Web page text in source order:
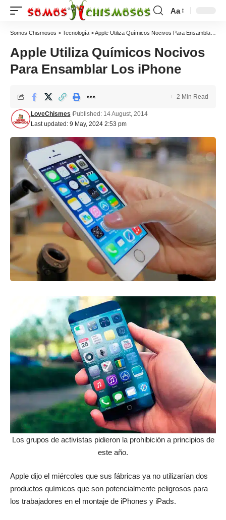
Aa
Somos Chismosos > Tecnología >Apple Utiliza Químicos Nocivos Para Ensamblar Los iPhone
Apple Utiliza Químicos Nocivos
Para Ensamblar Los iPhone
Last updated: 9 May, 2024 2:53 pm
LoveChismes Published: 14 August, 2014
2 Min Read
Los grupos de activistas pidieron la prohibición a principios de
este año.
Apple dijo el miércoles que sus fábricas ya no utilizarían dos
productos químicos que son potencialmente peligrosos para
los trabajadores en el montaje de iPhones y iPads.